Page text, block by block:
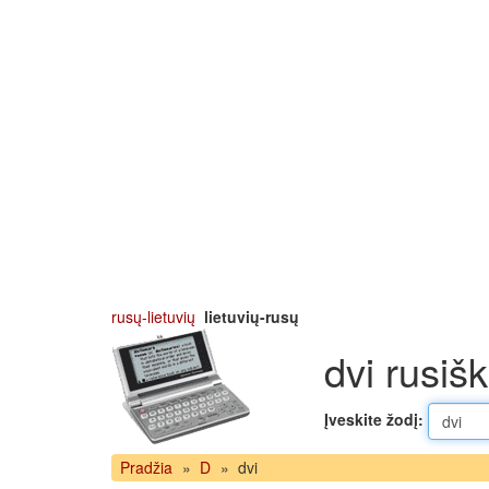
rusų-lietuvių lietuvių-rusų
dvi
Įveskite žodį:
Pradžia » D » dvi